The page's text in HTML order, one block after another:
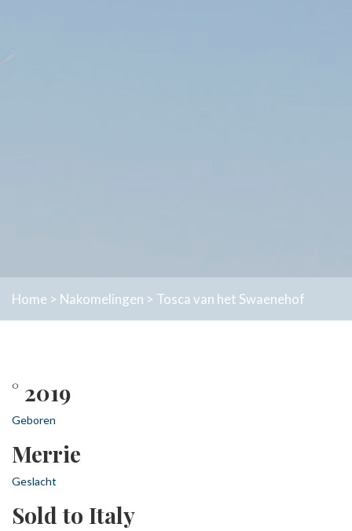
Home > Nakomelingen > Tosca van het Swaenehof
° 2019
Geboren
Merrie
Geslacht
Sold to Italy